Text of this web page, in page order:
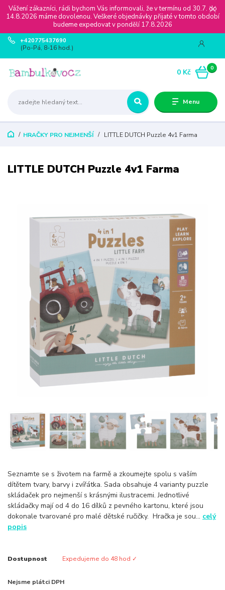
Vážení zákazníci, rádi bychom Vás informovali, že v termínu od 30.7. do
14.8.2026 máme dovolenou. Veškeré objednávky přijaté v tomto období
budeme expedovat v pondělí 17.8.2026
Menu
+420775437690
(Po-Pá, 8-16 hod.)
0
0 Kč
HRAČKY PRO NEJMENŠÍ LITTLE DUTCH Puzzle 4v1 Farma
LITTLE DUTCH Puzzle 4v1 Farma
Seznamte se s životem na farmě a zkoumejte spolu s vaším
dítětem tvary, barvy i zvířátka. Sada obsahuje 4 varianty puzzle
skládaček pro nejmenší s krásnými ilustracemi. Jednotlivé
skládačky mají od 4 do 16 dílků z pevného kartonu, které jsou
dokonale tvarované pro malé dětské ručičky. Hračka je sou... celý
popis
Dostupnost Expedujeme do 48 hod ✓
Nejsme plátci DPH